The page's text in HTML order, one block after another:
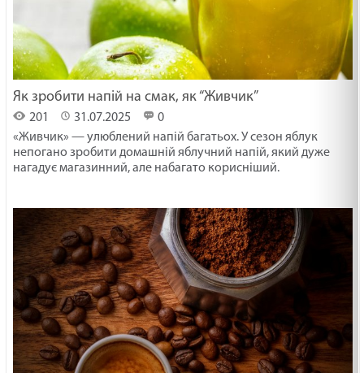
Як зробити напій на смак, як “Живчик”
201 31.07.2025
0
«Живчик» — улюблений напій багатьох. У сезон яблук
непогано зробити домашній яблучний напій, який дуже
нагадує магазинний, але набагато корисніший.